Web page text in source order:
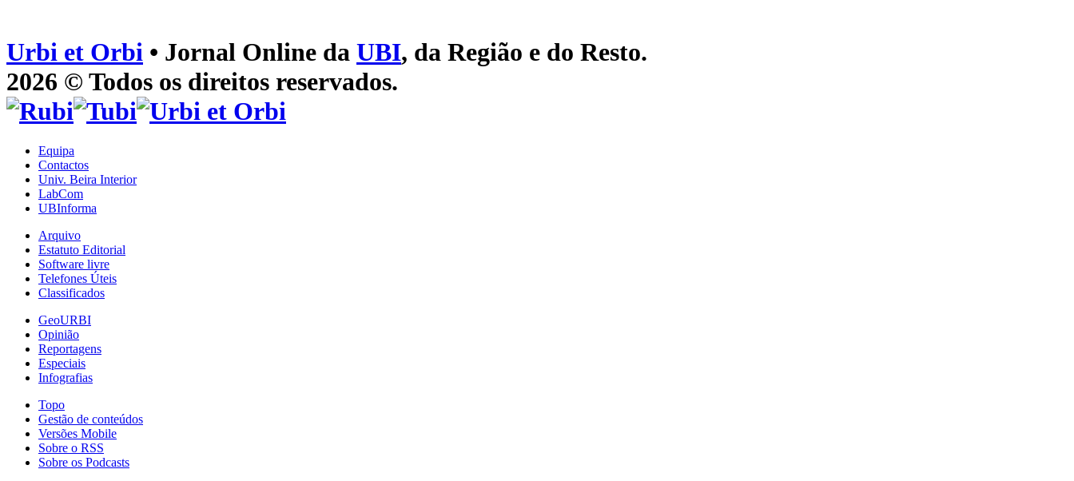
Urbi et Orbi • Jornal Online da UBI, da Região e do Resto.
2026 © Todos os direitos reservados.
Equipa
Contactos
Univ. Beira Interior
LabCom
UBInforma
Arquivo
Estatuto Editorial
Software livre
Telefones Úteis
Classificados
GeoURBI
Opinião
Reportagens
Especiais
Infografias
Topo
Gestão de conteúdos
Versões Mobile
Sobre o RSS
Sobre os Podcasts